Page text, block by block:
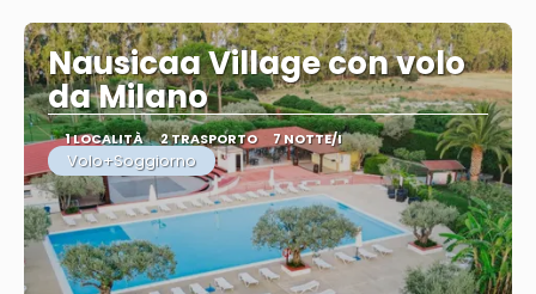
Nausicaa Village con volo
da Milano
1 LOCALITÀ 2 TRASPORTO 7 NOTTE/I
Volo+Soggiorno